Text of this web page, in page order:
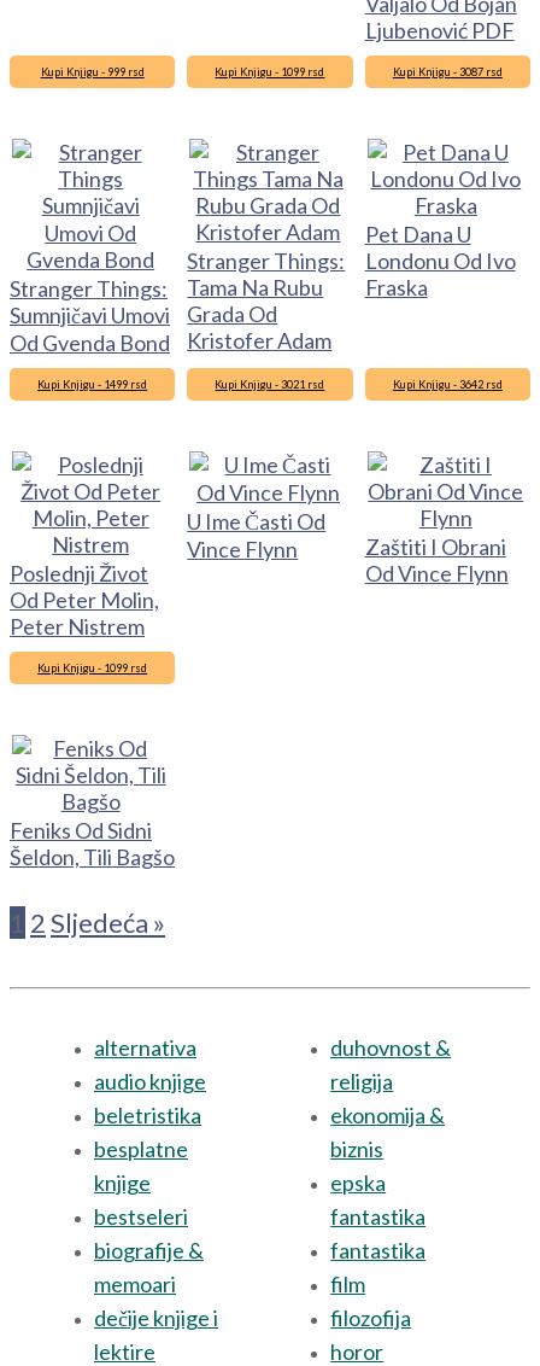
Ljubenović PDF
Kupi Knjigu - 999 rsd
Stranger Things:
Sumnjičavi Umovi
Od Gvenda Bond
Kupi Knjigu - 1099 rsd
Stranger Things:
Tama Na Rubu
Grada Od
Kristofer Adam
Kupi Knjigu - 3087 rsd
Pet Dana U
Londonu Od Ivo
Fraska
Kupi Knjigu - 1499 rsd
Poslednji Život
Od Peter Molin,
Peter Nistrem
Kupi Knjigu - 3021 rsd
U Ime Časti Od
Vince Flynn
Kupi Knjigu - 3642 rsd
Zaštiti I Obrani
Od Vince Flynn
Kupi Knjigu - 1099 rsd
Feniks Od Sidni
Šeldon, Tili Bagšo
1 2Sljedeća »
alternativa
audio knjige
beletristika
besplatne
knjige
bestseleri
biografije &
memoari
dečije knjige i
lektire
duhovnost &
religija
ekonomija &
biznis
epska
fantastika
fantastika
film
filozofija
horor